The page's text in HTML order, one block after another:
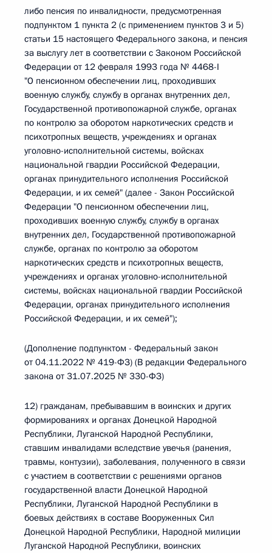
либо пенсия по инвалидности, предусмотренная
подпунктом 1 пункта 2 (с применением пунктов 3 и 5)
статьи 15 настоящего Федерального закона, и пенсия
за выслугу лет в соответствии с Законом Российской
Федерации от 12 февраля 1993 года № 4468-I
"О пенсионном обеспечении лиц, проходивших
военную службу, службу в органах внутренних дел,
Государственной противопожарной службе, органах
по контролю за оборотом наркотических средств и
психотропных веществ, учреждениях и органах
уголовно-исполнительной системы, войсках
национальной гвардии Российской Федерации,
органах принудительного исполнения Российской
Федерации, и их семей" (далее - Закон Российской
Федерации "О пенсионном обеспечении лиц,
проходивших военную службу, службу в органах
внутренних дел, Государственной противопожарной
службе, органах по контролю за оборотом
наркотических средств и психотропных веществ,
учреждениях и органах уголовно-исполнительной
системы, войсках национальной гвардии Российской
Федерации, органах принудительного исполнения
Российской Федерации, и их семей");
(Дополнение подпунктом - Федеральный закон
от 04.11.2022 № 419-ФЗ) (В редакции Федерального
закона от 31.07.2025 № 330-ФЗ)
12) гражданам, пребывавшим в воинских и других
формированиях и органах Донецкой Народной
Республики, Луганской Народной Республики,
ставшим инвалидами вследствие увечья (ранения,
травмы, контузии), заболевания, полученного в связи
с участием в соответствии с решениями органов
государственной власти Донецкой Народной
Республики, Луганской Народной Республики в
боевых действиях в составе Вооруженных Сил
Донецкой Народной Республики, Народной милиции
Луганской Народной Республики, воинских